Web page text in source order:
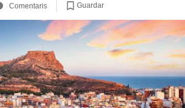
Comentaris Guardar